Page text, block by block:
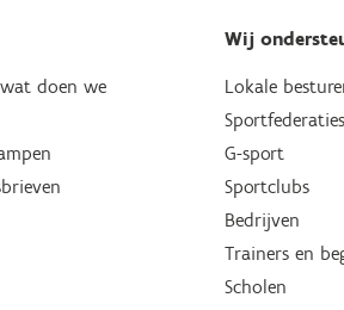
doen we
Wij
Lokale
Sportfederaties
G-sport
Sportclubs
Bedrijven
Trainers en
Scholen